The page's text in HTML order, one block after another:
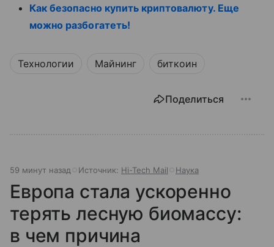
Как безопасно купить криптовалюту. Еще
можно разбогатеть!
Технологии Майнинг биткоин
Поделиться
59 минут назад Источник: Hi-Tech Mail Наука
Европа стала ускоренно
терять лесную биомассу:
в чем причина